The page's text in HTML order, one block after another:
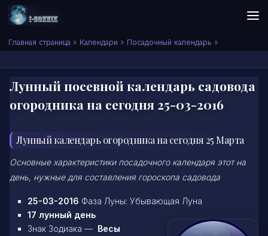
Skip to content
Сонник I-SONNIK.COM
Главная страница » Календари » Посадочный календарь »
Лунный посевной календарь садовода
огородника на сегодня 25-03-2016
Лунный календарь огородника на сегодня 25 Марта
Основные характеристики посадочного календаря этот на
день, нужные для составления гороскопа садовода
25-03-2016 Фаза Луны: Убывающая Луна
17 лунный день
Знак Зодиака — Весы